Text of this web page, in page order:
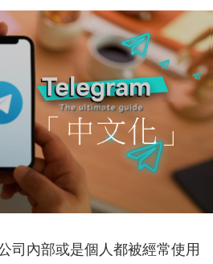
司內部或是個人都被經常使用